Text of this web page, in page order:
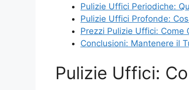
Pulizie Uffici Periodiche:
Pulizie Uffici Profonde:
Prezzi Pulizie Uffici: Come
Conclusioni: Mantenere il
Pulizie Uffici: